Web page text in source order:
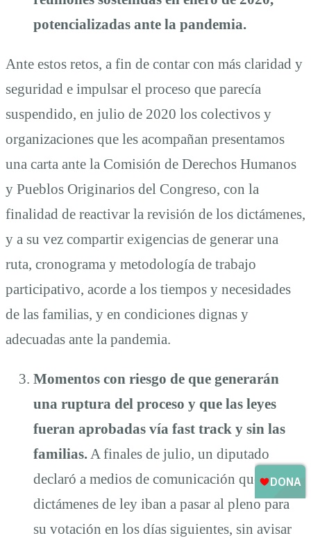
potencializadas ante la pandemia.
Ante estos retos, a fin de contar con más claridad y
seguridad e impulsar el proceso que parecía
suspendido, en julio de 2020 los colectivos y
organizaciones que les acompañan presentamos
una carta ante la Comisión de Derechos Humanos
y Pueblos Originarios del Congreso, con la
finalidad de reactivar la revisión de los dictámenes,
y a su vez compartir exigencias de generar una
ruta, cronograma y metodología de trabajo
participativo, acorde a los tiempos y necesidades
de las familias, y en condiciones dignas y
adecuadas ante la pandemia.
Momentos con riesgo de que generarán
una ruptura del proceso y que las leyes
fueran aprobadas vía fast track y sin las
familias. A finales de julio, un diputado
declaró a medios de comunicación que los tres
dictámenes de ley iban a pasar al pleno para
su votación en los días siguientes, sin avisar